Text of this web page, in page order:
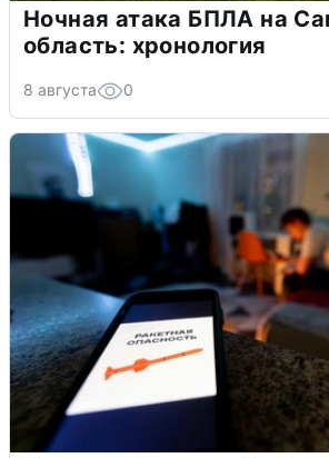
Ночная атака БПЛА на
область: хронология
8 августа 0